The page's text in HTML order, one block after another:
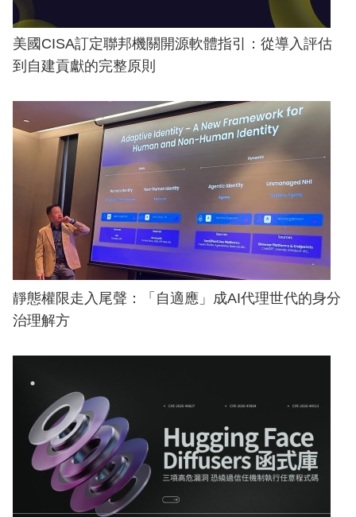
美國CISA訂定聯邦機關開源軟體指引：從導入評估
到自建貢獻的完整原則
靜態權限走入尾聲：「自適應」成AI代理世代的身分
治理解方